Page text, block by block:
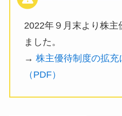
2022年９月末より株
ました。
→ 株主優待制度の拡
（PDF）